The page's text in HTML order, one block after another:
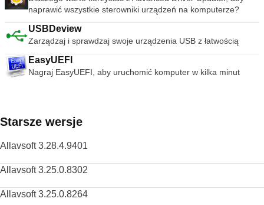
nawet dodawać napisy do filmów, dodając plik SRT do folderu
najbardziej wszechstronny, stabilny i wysokiej jakości
darmowy odtwarzacz multimediów. Słusznie dominuje na
lat i wygląda na to, że może przez kolejne 10 lat dzięki
ciągłemu rozwojowi i ulepszaniu przez VideoLAN Org.
naprawić wszystkie sterowniki urządzeń na komputerze?
USBDeview
Zarządzaj i sprawdzaj swoje urządzenia USB z łatwością
EasyUEFI
Nagraj EasyUEFI, aby uruchomić komputer w kilka minut
Starsze wersje
Allavsoft 3.28.4.9401
Allavsoft 3.25.0.8302
Allavsoft 3.25.0.8264